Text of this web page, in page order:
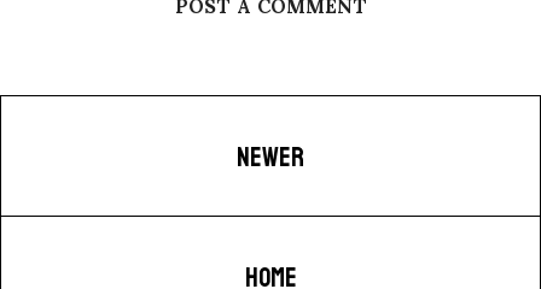
NEWER
HOME